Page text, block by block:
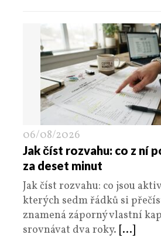
06/08/2026
Jak číst rozvahu: co z ní
za deset minut
Jak číst rozvahu: co jsou
kterých sedm řádků si
znamená záporný vlastní
srovnávat dva roky. [...]